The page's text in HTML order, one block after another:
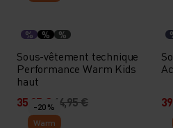
% % %
Sous-vêtement technique
Performance Warm Kids
haut
35,95 €44,95 €
-20 %
Warm